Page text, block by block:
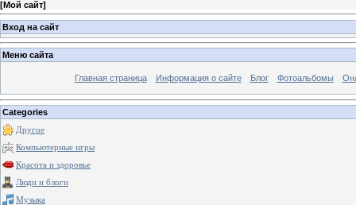
[Мой сайт]
Вход на сайт
Меню сайта
Главная страница Информация о сайте Блог Фотоальбомы
Categories
Другое
Компьютерные игры
Красота и здоровье
Люди и блоги
Музыка